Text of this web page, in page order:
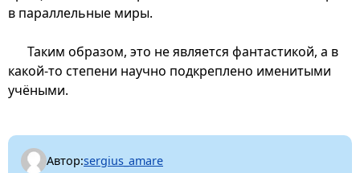
в параллельные миры.
Таким образом, это не является фантастикой, а в
какой-то степени научно подкреплено именитыми
учёными.
Автор:sergius_amare